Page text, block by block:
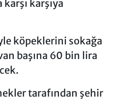
karşıya
köpeklerini sokağa
başına 60 bin lira
tarafından şehir